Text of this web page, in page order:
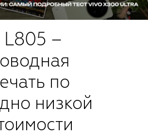
L805 –
по
низкой